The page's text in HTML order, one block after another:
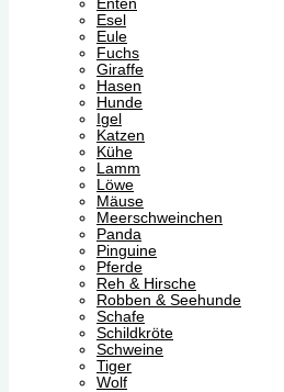
Enten
Esel
Eule
Fuchs
Giraffe
Hasen
Hunde
Igel
Katzen
Kühe
Lamm
Löwe
Mäuse
Meerschweinchen
Panda
Pinguine
Pferde
Reh & Hirsche
Robben & Seehunde
Schafe
Schildkröte
Schweine
Tiger
Wolf